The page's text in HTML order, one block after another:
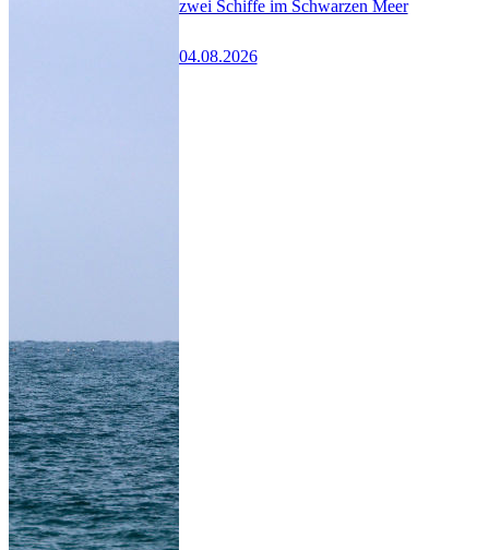
zwei Schiffe im Schwarzen Meer
04.08.2026